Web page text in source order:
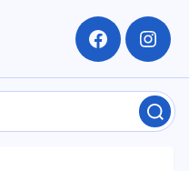
Facebook